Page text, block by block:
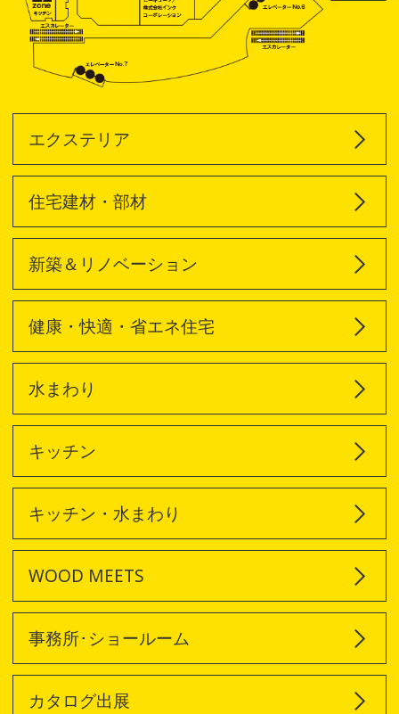
エクステリア
住宅建材・部材
新築＆リノベーション
健康・快適・省エネ住宅
水まわり
キッチン
キッチン・水まわり
WOOD MEETS
事務所･ショールーム
カタログ出展